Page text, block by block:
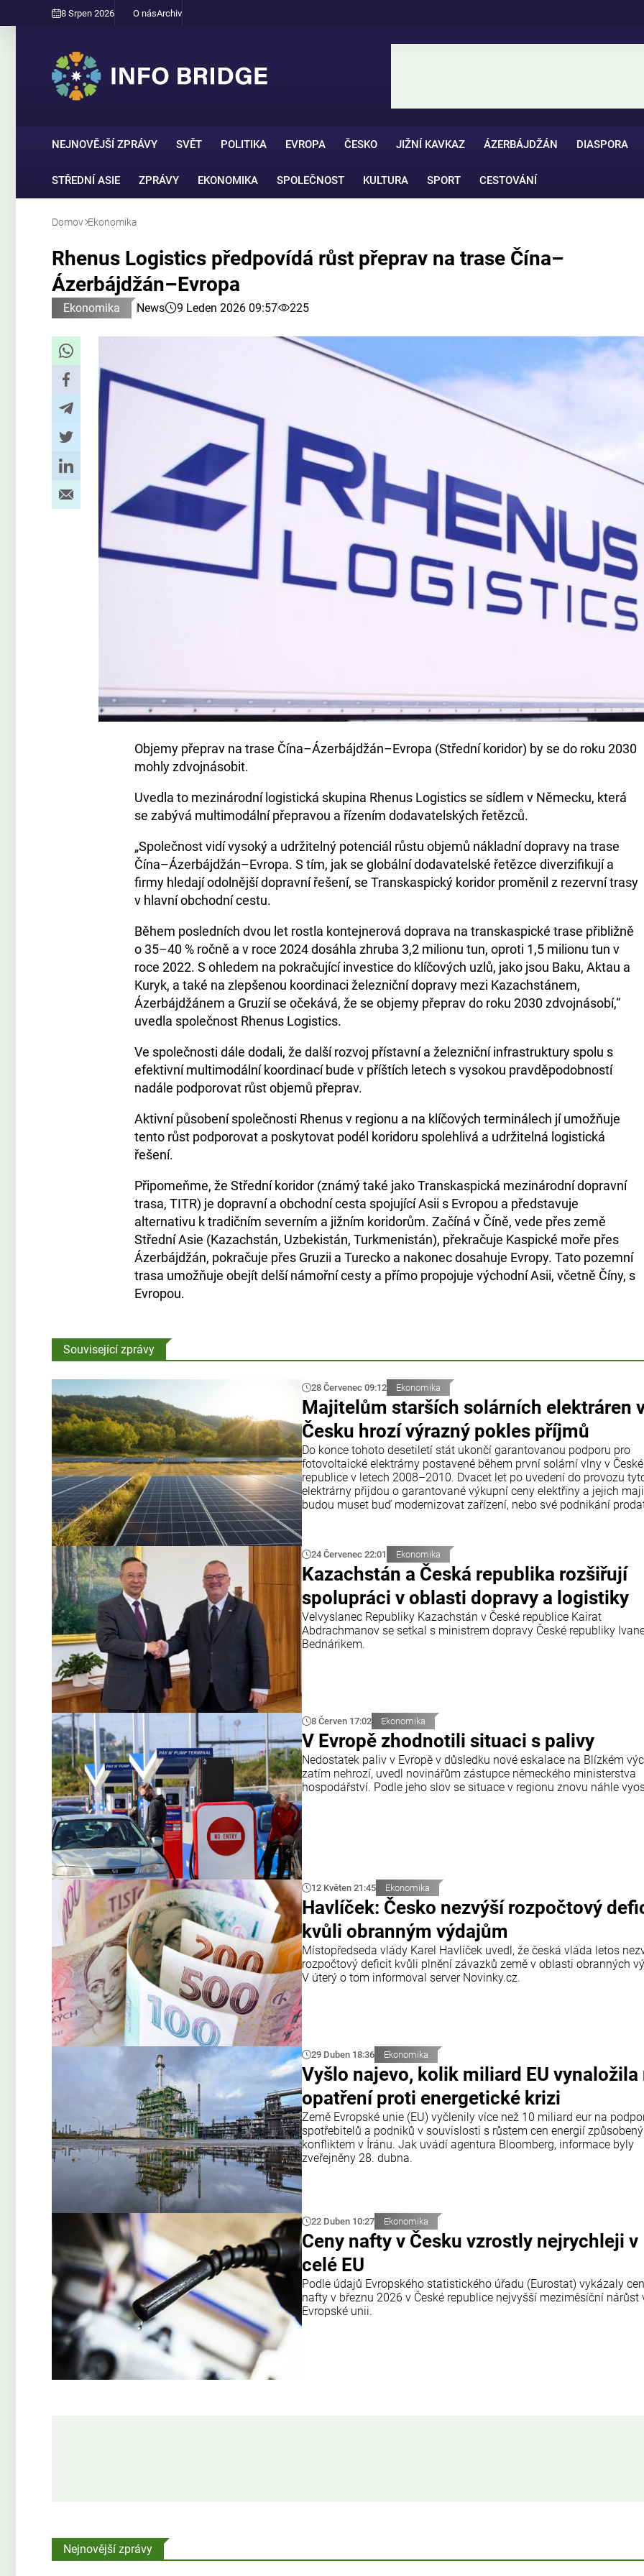
8 Srpen 2026 O násArchiv
NEJNOVĚJŠÍ ZPRÁVY SVĚT POLITIKA EVROPA ČESKO JIŽNÍ KAVKAZ ÁZERBÁJDŽÁN DIASPORA
STŘEDNÍ ASIE ZPRÁVY EKONOMIKA SPOLEČNOST KULTURA SPORT CESTOVÁNÍ
Domov Ekonomika
Rhenus Logistics předpovídá růst přeprav na trase Čína–
Ázerbájdžán–Evropa
Ekonomika News 9 Leden 2026 09:57 225
Objemy přeprav na trase Čína–Ázerbájdžán–Evropa (Střední koridor) by se do roku 2030
mohly zdvojnásobit.
Uvedla to mezinárodní logistická skupina Rhenus Logistics se sídlem v Německu, která
se zabývá multimodální přepravou a řízením dodavatelských řetězců.
„Společnost vidí vysoký a udržitelný potenciál růstu objemů nákladní dopravy na trase
Čína–Ázerbájdžán–Evropa. S tím, jak se globální dodavatelské řetězce diverzifikují a
firmy hledají odolnější dopravní řešení, se Transkaspický koridor proměnil z rezervní trasy
v hlavní obchodní cestu.
Během posledních dvou let rostla kontejnerová doprava na transkaspické trase přibližně
o 35–40 % ročně a v roce 2024 dosáhla zhruba 3,2 milionu tun, oproti 1,5 milionu tun v
roce 2022. S ohledem na pokračující investice do klíčových uzlů, jako jsou Baku, Aktau a
Kuryk, a také na zlepšenou koordinaci železniční dopravy mezi Kazachstánem,
Ázerbájdžánem a Gruzií se očekává, že se objemy přeprav do roku 2030 zdvojnásobí,“
uvedla společnost Rhenus Logistics.
Ve společnosti dále dodali, že další rozvoj přístavní a železniční infrastruktury spolu s
efektivní multimodální koordinací bude v příštích letech s vysokou pravděpodobností
nadále podporovat růst objemů přeprav.
Aktivní působení společnosti Rhenus v regionu a na klíčových terminálech jí umožňuje
tento růst podporovat a poskytovat podél koridoru spolehlivá a udržitelná logistická
řešení.
Připomeňme, že Střední koridor (známý také jako Transkaspická mezinárodní dopravní
trasa, TITR) je dopravní a obchodní cesta spojující Asii s Evropou a představuje
alternativu k tradičním severním a jižním koridorům. Začíná v Číně, vede přes země
Střední Asie (Kazachstán, Uzbekistán, Turkmenistán), překračuje Kaspické moře přes
Ázerbájdžán, pokračuje přes Gruzii a Turecko a nakonec dosahuje Evropy. Tato pozemní
trasa umožňuje obejít delší námořní cesty a přímo propojuje východní Asii, včetně Číny, s
Evropou.
Související zprávy
28 Červenec 09:12 Ekonomika
Majitelům starších solárních elektráren
Česku hrozí výrazný pokles příjmů
Do konce tohoto desetiletí stát ukončí garantovanou podporu pro
fotovoltaické elektrárny postavené během první solární vlny v České
republice v letech 2008–2010. Dvacet let po uvedení do provozu
elektrárny přijdou o garantované výkupní ceny elektřiny a jejich
budou muset buď modernizovat zařízení, nebo své podnikání
24 Červenec 22:01 Ekonomika
Kazachstán a Česká republika rozšiřují
spolupráci v oblasti dopravy a logistiky
Velvyslanec Republiky Kazachstán v České republice Kairat
Abdrachmanov se setkal s ministrem dopravy České republiky
Bednárikem.
8 Červen 17:02 Ekonomika
V Evropě zhodnotili situaci s palivy
Nedostatek paliv v Evropě v důsledku nové eskalace na Blízkém
zatím nehrozí, uvedl novinářům zástupce německého ministerstva
hospodářství. Podle jeho slov se situace v regionu znovu náhle
12 Květen 21:45 Ekonomika
Havlíček: Česko nezvýší rozpočtový
kvůli obranným výdajům
Místopředseda vlády Karel Havlíček uvedl, že česká vláda letos
rozpočtový deficit kvůli plnění závazků země v oblasti obranných
V úterý o tom informoval server Novinky.cz.
29 Duben 18:36 Ekonomika
Vyšlo najevo, kolik miliard EU vynaložila
opatření proti energetické krizi
Země Evropské unie (EU) vyčlenily více než 10 miliard eur na
spotřebitelů a podniků v souvislosti s růstem cen energií
konfliktem v Íránu. Jak uvádí agentura Bloomberg, informace byly
zveřejněny 28. dubna.
22 Duben 10:27 Ekonomika
Ceny nafty v Česku vzrostly nejrychleji v
celé EU
Podle údajů Evropského statistického úřadu (Eurostat) vykázaly
nafty v březnu 2026 v České republice nejvyšší meziměsíční nárůst
Evropské unii.
Nejnovější zprávy